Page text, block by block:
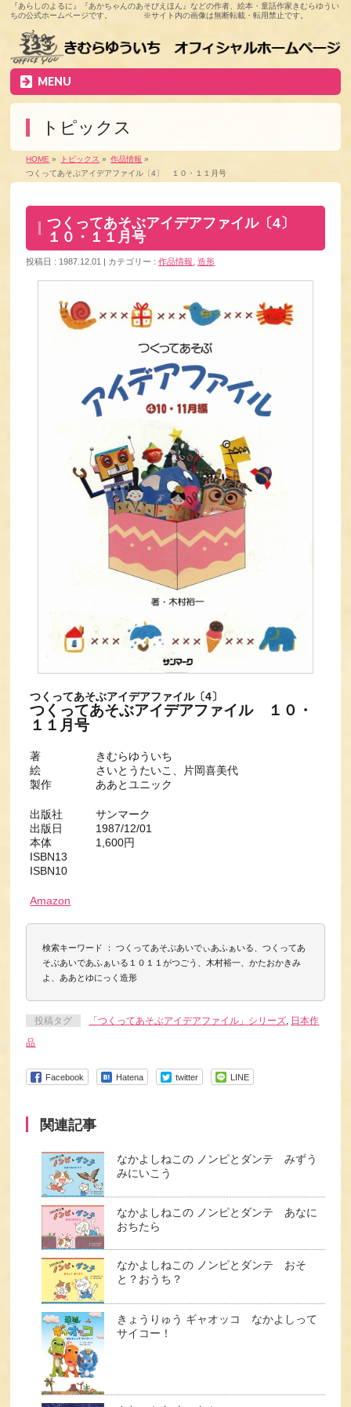
『あらしのよるに』『あかちゃんのあそびえほん』などの作者、絵本・童話作家きむらゆうい
ちの公式ホームページです。 ※サイト内の画像は無断転載・転用禁止です。
MENU
トピックス
HOME » トピックス » 作品情報 »
つくってあそぶアイデアファイル〔4〕 １０・１１月号
つくってあそぶアイデアファイル〔4〕
１０・１１月号
投稿日 : 1987.12.01 カテゴリー :作品情報 ,造形
つくってあそぶアイデアファイル〔4〕
つくってあそぶアイデアファイル １０・
１１月号
著 きむらゆういち
絵 さいとうたいこ、片岡喜美代
製作 ああとユニック
出版社 サンマーク
出版日 1987/12/01
本体 1,600円
ISBN13
ISBN10
Amazon
検索キーワード ： つくってあそぶあいでぃあふぁいる、つくってあ
そぶあいであふぁいる１０１１がつごう、木村裕一、かたおかきみ
よ、ああとゆにっく造形
投稿タグ 「つくってあそぶアイデアファイル」シリーズ, 日本作
品
Facebook Hatena twitter LINE
関連記事
なかよしねこの ノンピとダンテ みずう
みにいこう
なかよしねこの ノンピとダンテ あなに
おちたら
なかよしねこの ノンピとダンテ おそ
と？おうち？
きょうりゅう ギャオッコ なかよしって
サイコー！